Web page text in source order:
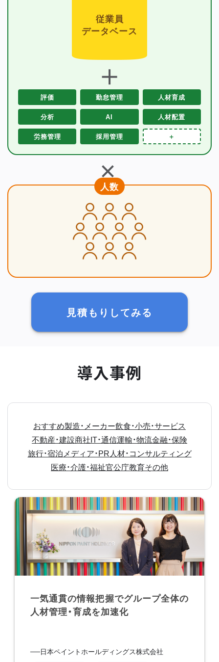
従業員
データベース
＋
評価 勤怠管理 人材育成
分析 AI 人材配置
労務管理 採用管理 ＋
＋
人数
見積もりしてみる
導入事例
おすすめ製造・メーカー飲食・小売・サービス
不動産・建設商社IT・通信運輸・物流金融・保険
旅行・宿泊 メディア・PR人材・コンサルティング
医療・介護・福祉官公庁教育その他
一気通貫の情報把握でグループ全体の
人材管理・育成を加速化
日本ペイントホールディングス株式会社